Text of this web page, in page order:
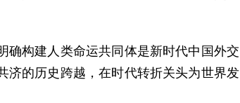
确构建人类命运共同体是新时代中国外交
济的历史跨越，在时代转折关头为世界发